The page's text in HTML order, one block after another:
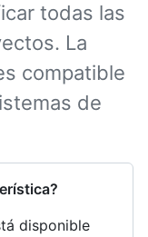
todas las
La
compatible
de
disponible